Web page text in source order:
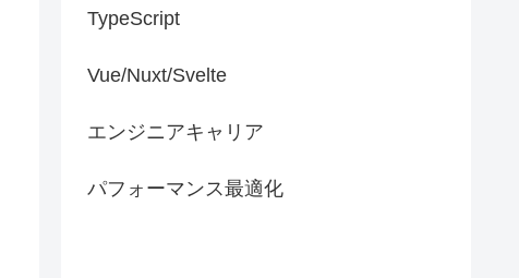
TypeScript
Vue/Nuxt/Svelte
エンジニアキャリア
パフォーマンス最適化